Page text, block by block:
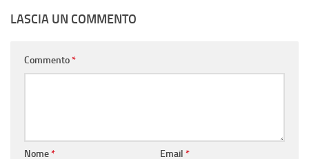
LASCIA UN COMMENTO
Commento*
Nome* Email *